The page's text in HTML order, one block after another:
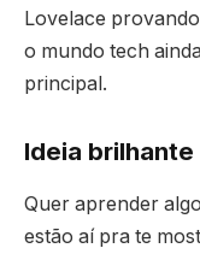
Lovelace
o mundo tech
principal.
Ideia brilhante
Quer aprender
estão aí pra te